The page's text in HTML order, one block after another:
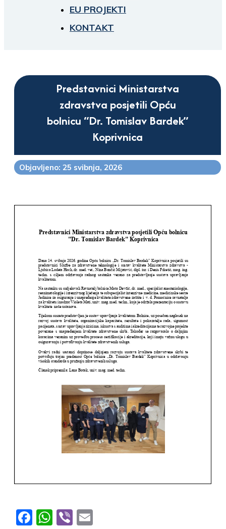
EU PROJEKTI
KONTAKT
Predstavnici Ministarstva
zdravstva posjetili Opću
bolnicu “Dr. Tomislav Bardek”
Koprivnica
Objavljeno: 25 svibnja, 2026
Facebook
WhatsApp
Viber